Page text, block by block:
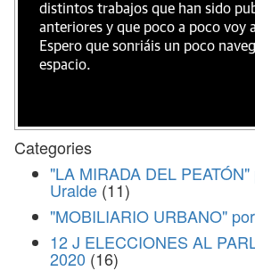
distintos trabajos que han sido
anteriores y que poco a poco voy
Espero que sonriáis un poco
espacio.
Categories
"LA MIRADA DEL
Uralde (11)
"MOBILIARIO URBANO"
12 J ELECCIONES AL
2020 (16)